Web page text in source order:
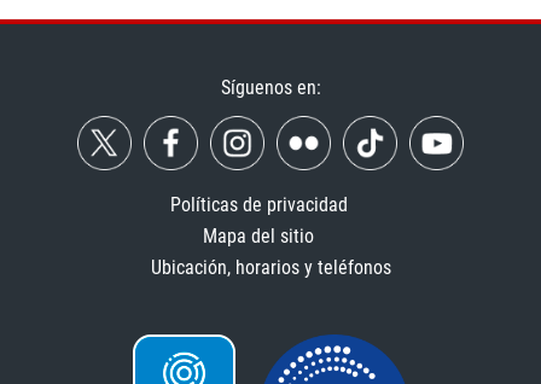
Síguenos en:
Políticas de privacidad
Mapa del sitio
Ubicación, horarios y teléfonos